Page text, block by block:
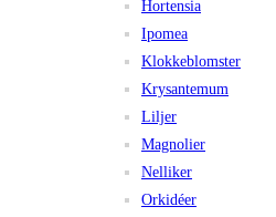
Hortensia
Ipomea
Klokkeblomster
Krysantemum
Liljer
Magnolier
Nelliker
Orkidéer